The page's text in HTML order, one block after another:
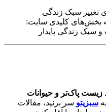
تغییر سبک زندگی
بخش‌های کلیدی سایت:
و سبک زندگی پایدار
پاک‌تر و حیوانات
سبزیتو سر بزنید، مقالات